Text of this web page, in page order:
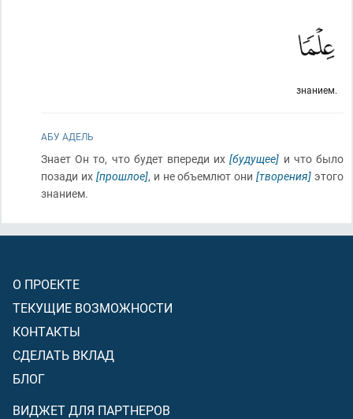
знанием.
АБУ АДЕЛЬ
Знает Он то, что будет впереди их[будущее] и что было
позади их [прошлое], и не объемлют они[творения] этого
знанием.
О ПРОЕКТЕ
ТЕКУЩИЕ ВОЗМОЖНОСТИ
КОНТАКТЫ
СДЕЛАТЬ ВКЛАД
БЛОГ
ВИДЖЕТ ДЛЯ ПАРТНЕРОВ